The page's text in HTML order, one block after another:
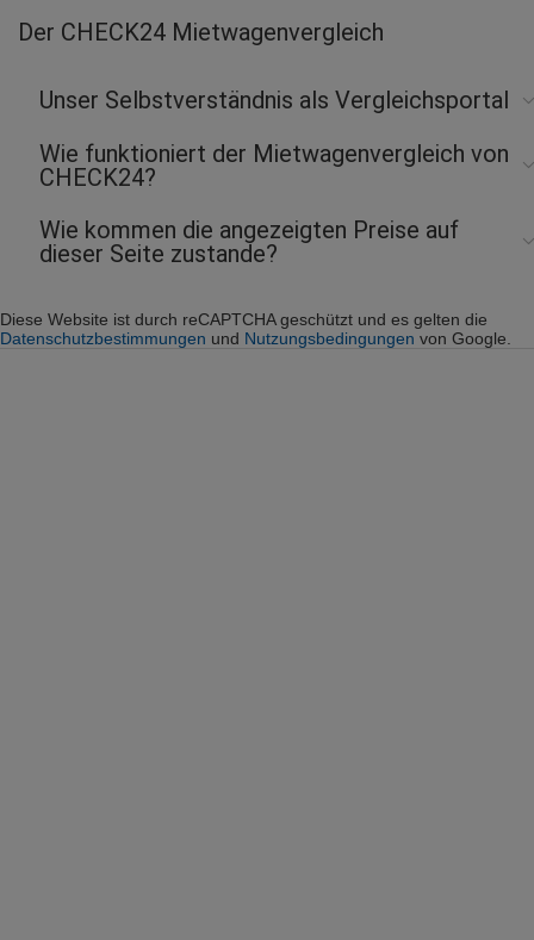
Der CHECK24 Mietwagenvergleich
Unser Selbstverständnis als Vergleichsportal
Wie funktioniert der Mietwagenvergleich von
CHECK24?
Wie kommen die angezeigten Preise auf
dieser Seite zustande?
Diese Website ist durch reCAPTCHA geschützt und es gelten die
Datenschutzbestimmungen und Nutzungsbedingungen von Google.